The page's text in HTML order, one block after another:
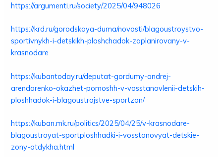
https://argumenti.ru/society/2025/04/948026
https://krd.ru/gorodskaya-duma/novosti/blagoustroystvo-
sportivnykh-i-detskikh-ploshchadok-zaplanirovany-v-
krasnodare
https://kubantoday.ru/deputat-gordumy-andrej-
arendarenko-okazhet-pomoshh-v-vosstanovlenii-detskih-
ploshhadok-i-blagoustrojstve-sportzon/
https://kuban.mk.ru/politics/2025/04/25/v-krasnodare-
blagoustroyat-sportploshhadki-i-vosstanovyat-detskie-
zony-otdykha.html